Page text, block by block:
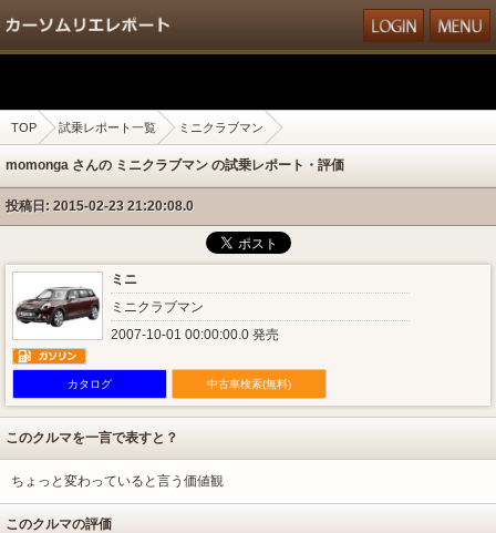
TOP 試乗レポート一覧 ミニクラブマン
momonga さんの ミニクラブマン の試乗レポート・評価
投稿日: 2015-02-23 21:20:08.0
ミニ
ミニクラブマン
2007-10-01 00:00:00.0 発売
カタログ 中古車検索(無料)
このクルマを一言で表すと？
ちょっと変わっていると言う価値観
このクルマの評価